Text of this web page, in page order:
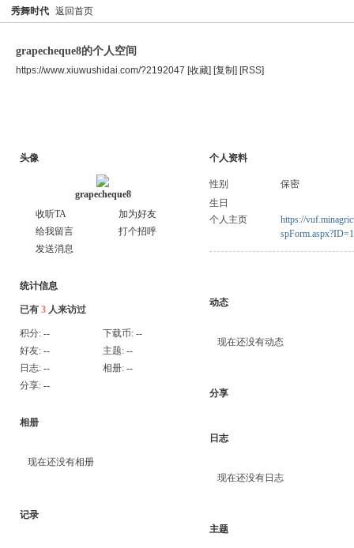
秀舞时代 返回首页
grapecheque8的个人空间
https://www.xiuwushidai.com/?2192047 [收藏] [复制] [RSS]
头像
grapecheque8
收听TA
加为好友
给我留言
打个招呼
发送消息
统计信息
已有 3 人来访过
积分: -- 下载币: --
好友: -- 主题: --
日志: -- 相册: --
分享: --
相册
现在还没有相册
记录
个人资料
性别
保密
生日
个人主页
https://
动态
现在还没有动态
分享
日志
现在还没有日志
主题